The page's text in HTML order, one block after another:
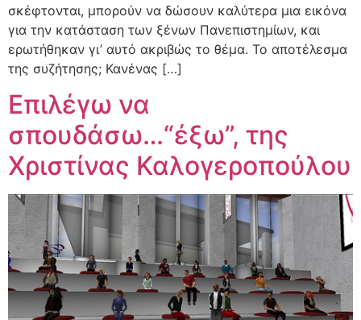
σκέφτονται, μπορούν να δώσουν καλύτερα μια εικόνα
για την κατάσταση των ξένων Πανεπιστημίων, και
ερωτήθηκαν γι’ αυτό ακριβώς το θέμα. Το αποτέλεσμα
της συζήτησης; Κανένας […]
Επιλέγω να
σπουδάσω…“έξω”, της
Χριστίνας Καλογεροπούλου